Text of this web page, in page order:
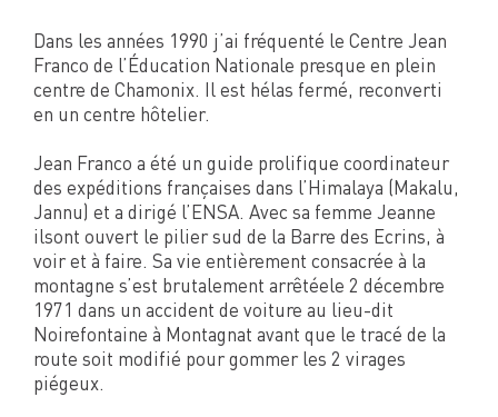
Dans les années 1990 j’ai fréquenté le Centre Jean
Franco de l’Éducation Nationale presque en plein
centre de Chamonix. Il est hélas fermé, reconverti
en un centre hôtelier.
Jean Franco a été un guide prolifique coordinateur
des expéditions françaises dans l’Himalaya (Makalu,
Jannu) et a dirigé l’ENSA. Avec sa femme Jeanne
ilsont ouvert le pilier sud de la Barre des Ecrins, à
voir et à faire. Sa vie entièrement consacrée à la
montagne s’est brutalement arrêtéele 2 décembre
1971 dans un accident de voiture au lieu-dit
Noirefontaine à Montagnat avant que le tracé de la
route soit modifié pour gommer les 2 virages
piégeux.